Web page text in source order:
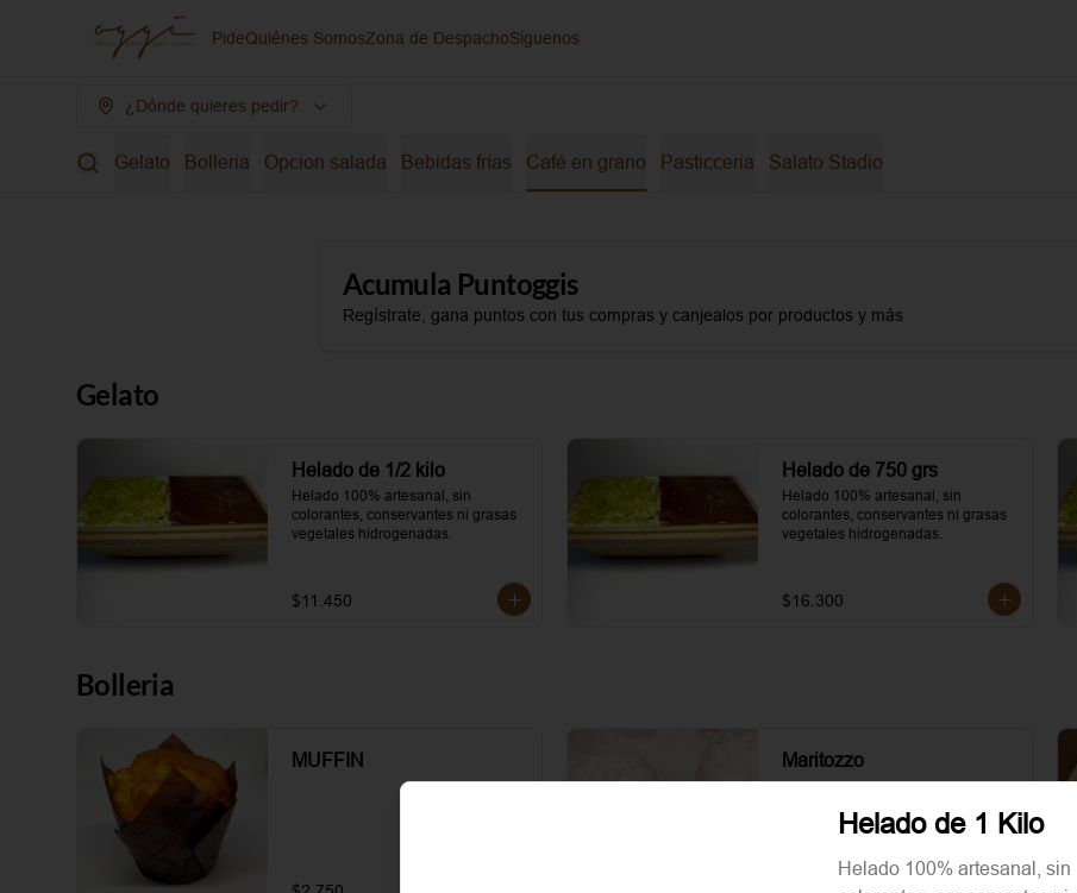
PideQuiénes SomosZona de DespachoSiguenos
¿Dónde quieres pedir?
Gelato Bolleria Opcion salada Bebidas frías Café en grano Pasticceria Salato Stadio
Acumula Puntoggis
Regístrate, gana puntos con tus compras y canjealos por productos y más
Gelato
Helado de 1/2 kilo
Helado 100% artesanal, sin
colorantes, conservantes ni grasas
vegetales hidrogenadas.
$11.450
Helado de 750 grs
Helado 100% artesanal, sin
colorantes, conservantes ni grasas
vegetales hidrogenadas.
$16.300
Bolleria
MUFFIN Maritozzo
Helado de 1 Kilo
Helado 100% artesanal, sin